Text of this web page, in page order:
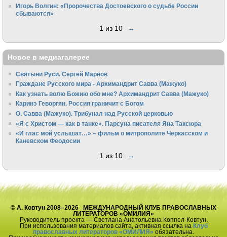
Игорь Волгин: «Пророчества Достоевского о судьбе России
сбываются»
1 из 10 →
Новое в медиагалерее
Святыни Руси. Сергей Марнов
Граждане Русского мира - Архимандрит Савва (Мажуко)
Как узнать волю Божию обо мне? Архимандрит Савва (Мажуко)
Каринэ Геворгян. Россия граничит с Богом
О. Савва (Мажуко). Трибунал над Русской церковью
«Я с Христом — как в танке». Парсуна писателя Яна Таксюра
«И глас мой услышат…» – фильм о митрополите Черкасском и
Каневском Феодосии
1 из 10 →
© А. Ковтун 2008–2026 МЕЖДУНАРОДНЫЙ КЛУБ ПРАВОСЛАВНЫХ
ЛИТЕРАТОРОВ «ОМИЛИЯ»
Руководитель проекта — Светлана Анатольевна Коппел-Ковтун.
При использования материалов сайта, активная ссылка на Клуб
православных литераторов «ОМИЛИЯ» обязательна.